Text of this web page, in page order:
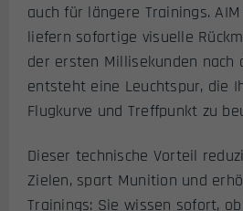
auch für längere Trainings. AIM
liefern sofortige visuelle
der ersten Millisekunden nach
entsteht eine Leuchtspur, die
Flugkurve und Treffpunkt zu
Dieser technische Vorteil
Zielen, spart Munition und
Trainings: Sie wissen sofort,